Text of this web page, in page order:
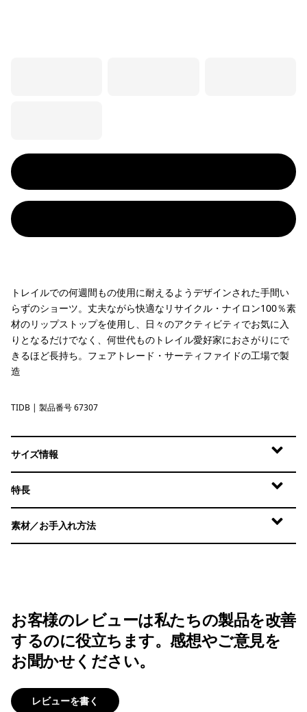
トレイルでの何週間もの使用に耐えるようデザインされた手間い
らずのショーツ。丈夫ながら快適なリサイクル・ナイロン100％素
材のリップストップを使用し、日々のアクティビティでお気に入
りとなるだけでなく、何世代ものトレイル愛好家におさがりにで
きるほど長持ち。フェアトレード・サーティファイドの工場で製
造
Tidepool Blue
TIDB | 製品番号 67307
サイズ情報
特長
素材／お手入れ方法
お客様のレビューは私たちの製品を改善
するのに役立ちます。感想やご意見を
お聞かせください。
レビューを書く